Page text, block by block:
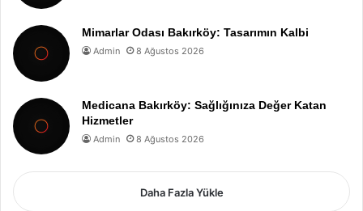
Mimarlar Odası Bakırköy: Tasarımın Kalbi
Admin 8 Ağustos 2026
Medicana Bakırköy: Sağlığınıza Değer Katan
Hizmetler
Admin 8 Ağustos 2026
Daha Fazla Yükle